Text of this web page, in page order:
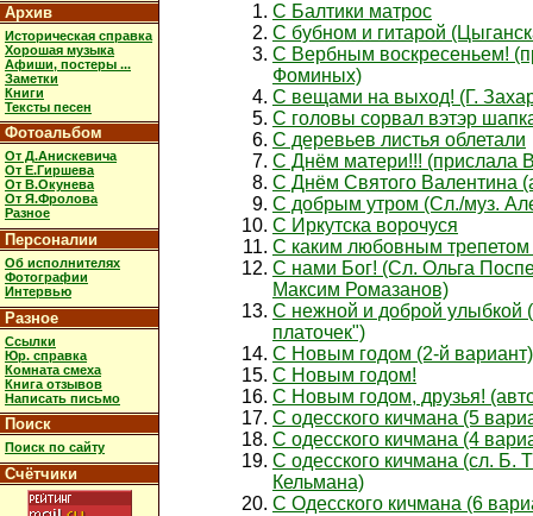
Архив
Историческая справка
Хорошая музыка
Афиши, постеры ...
Заметки
Книги
Тексты песен
Фотоальбом
От Д.Анискевича
От Е.Гиршева
От В.Окунева
От Я.Фролова
Разное
Персоналии
Об исполнителях
Фотографии
Интервью
Разное
Ссылки
Юр. справка
Комната смеха
Книга отзывов
Написать письмо
Поиск
Поиск по сайту
Счётчики
С Балтики матрос
С бубном и гитарой
С Вербным воскресеньем!
Фоминых)
С вещами на выход! (Г.
С головы сорвал вэтэр
С деревьев листья облетали
С Днём матери!!! (прислала
С Днём Святого Валентина
С добрым утром (Сл./муз.
С Иркутска ворочуся
С каким любовным трепетом
С нами Бог! (Сл. Ольга
Максим Ромазанов)
С нежной и доброй улыбкой
платочек")
С Новым годом (2-й вариант)
С Новым годом!
С Новым годом, друзья!
С одесского кичмана (5
С одесского кичмана (4
С одесского кичмана (сл. Б.
Кельмана)
С Одесского кичмана (6